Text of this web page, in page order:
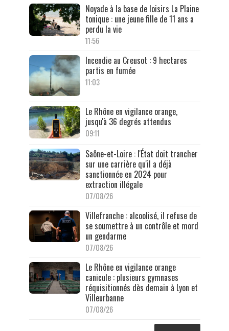
Noyade à la base de loisirs La Plaine
tonique : une jeune fille de 11 ans a
perdu la vie
11:56
Incendie au Creusot : 9 hectares
partis en fumée
11:03
Le Rhône en vigilance orange,
jusqu'à 36 degrés attendus
09:11
Saône-et-Loire : l'État doit trancher
sur une carrière qu'il a déjà
sanctionnée en 2024 pour
extraction illégale
07/08/26
Villefranche : alcoolisé, il refuse de
se soumettre à un contrôle et mord
un gendarme
07/08/26
Le Rhône en vigilance orange
canicule : plusieurs gymnases
réquisitionnés dès demain à Lyon et
Villeurbanne
07/08/26